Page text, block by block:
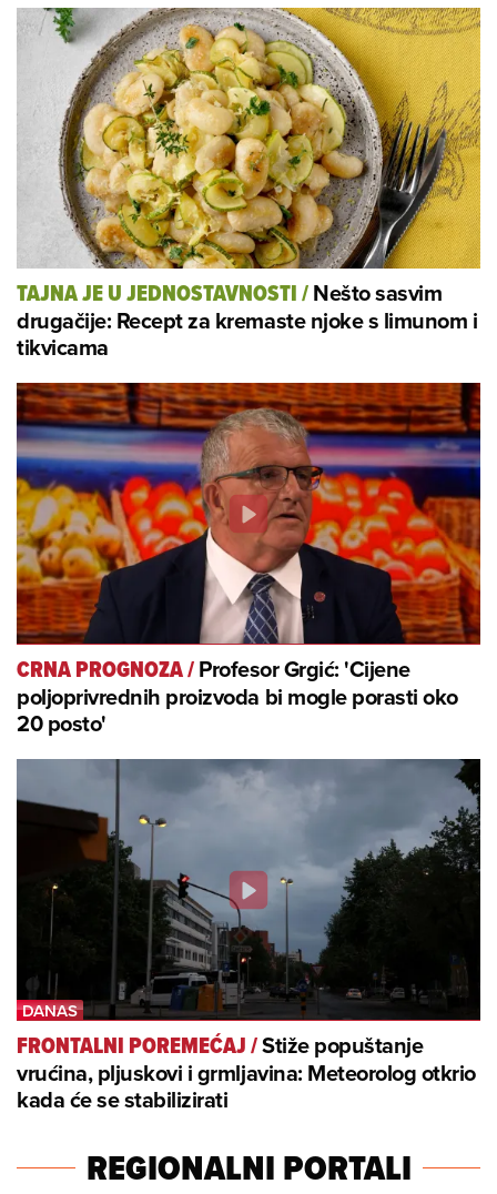
TAJNA JE U JEDNOSTAVNOSTI/Nešto sasvim
drugačije: Recept za kremaste njoke s limunom i
tikvicama
CRNA PROGNOZA/Profesor Grgić: 'Cijene
poljoprivrednih proizvoda bi mogle porasti oko
20 posto'
FRONTALNI POREMEĆAJ/Stiže popuštanje
vrućina, pljuskovi i grmljavina: Meteorolog otkrio
kada će se stabilizirati
REGIONALNI PORTALI